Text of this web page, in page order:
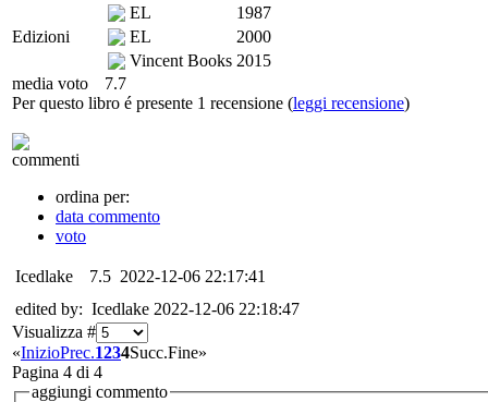
Edizioni
EL
1987
EL
2000
Vincent Books 2015
media voto
7.7
Per questo libro é presente 1 recensione (leggi recensione)
commenti
ordina per:
data commento
voto
Icedlake 7.5 2022-12-06 22:17:41
edited by: Icedlake 2022-12-06 22:18:47
Visualizza #
«InizioPrec.1234Succ.Fine»
Pagina 4 di 4
aggiungi commento